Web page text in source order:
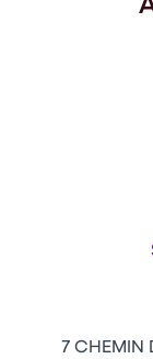
7 CHEMIN